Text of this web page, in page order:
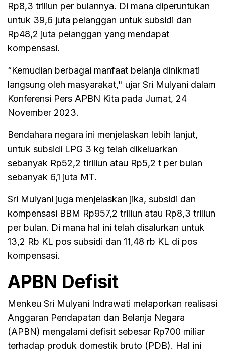
Rp8,3 triliun per bulannya. Di mana diperuntukan
untuk 39,6 juta pelanggan untuk subsidi dan
Rp48,2 juta pelanggan yang mendapat
kompensasi.
“Kemudian berbagai manfaat belanja dinikmati
langsung oleh masyarakat," ujar Sri Mulyani dalam
Konferensi Pers APBN Kita pada Jumat, 24
November 2023.
Bendahara negara ini menjelaskan lebih lanjut,
untuk subsidi LPG 3 kg telah dikeluarkan
sebanyak Rp52,2 tiriliun atau Rp5,2 t per bulan
sebanyak 6,1 juta MT.
Sri Mulyani juga menjelaskan jika, subsidi dan
kompensasi BBM Rp957,2 triliun atau Rp8,3 triliun
per bulan. Di mana hal ini telah disalurkan untuk
13,2 Rb KL pos subsidi dan 11,48 rb KL di pos
kompensasi.
APBN Defisit
Menkeu Sri Mulyani Indrawati melaporkan realisasi
Anggaran Pendapatan dan Belanja Negara
(APBN) mengalami defisit sebesar Rp700 miliar
terhadap produk domestik bruto (PDB). Hal ini